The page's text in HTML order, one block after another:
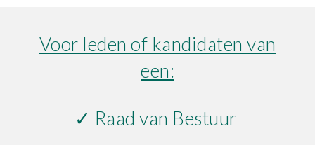
Voor leden of kandidaten van
een:
✓ Raad van Bestuur